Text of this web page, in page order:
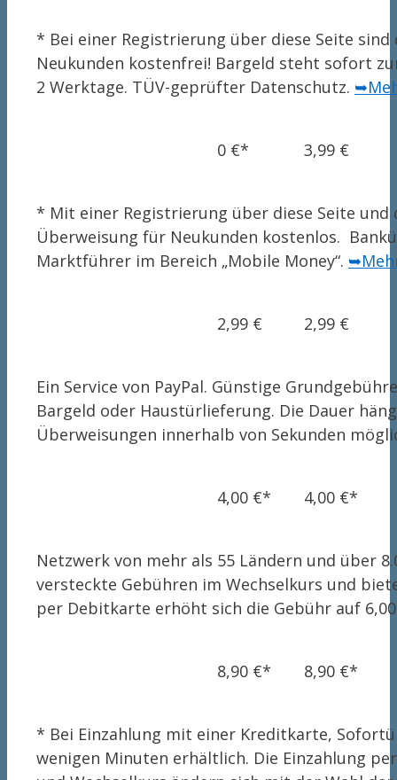
* Bei einer Registrierung über diese Seite
Neukunden kostenfrei! Bargeld steht sofort
2 Werktage. TÜV-geprüfter Datenschutz.
0 €* 3,99 €
* Mit einer Registrierung über diese Seite und
Überweisung für Neukunden kostenlos.
Marktführer im Bereich „Mobile Money“.
2,99 € 2,99 €
Ein Service von PayPal. Günstige
Bargeld oder Haustürlieferung. Die Dauer
Überweisungen innerhalb von Sekunden
4,00 €* 4,00 €*
Netzwerk von mehr als 55 Ländern und über
versteckte Gebühren im Wechselkurs und
per Debitkarte erhöht sich die Gebühr auf
8,90 €* 8,90 €*
* Bei Einzahlung mit einer Kreditkarte,
wenigen Minuten erhältlich. Die Einzahlung